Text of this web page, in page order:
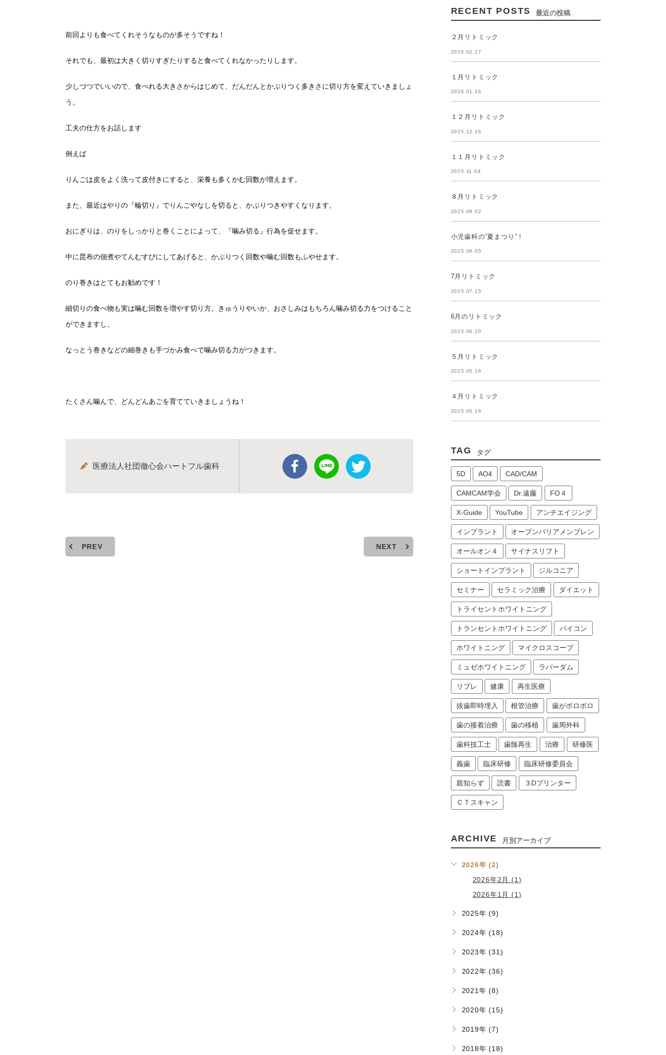
前回よりも食べてくれそうなものが多そうですね！
それでも、最初は大きく切りすぎたりすると食べてくれなかったりします。
少しづつでいいので、食べれる大きさからはじめて、だんだんとかぶりつく多きさに切り方を変えていきましょ
う。
工夫の仕方をお話します
例えば
りんごは皮をよく洗って皮付きにすると、栄養も多くかむ回数が増えます。
また、最近はやりの『輪切り』でりんごやなしを切ると、かぶりつきやすくなります。
おにぎりは、のりをしっかりと巻くことによって、『噛み切る』行為を促せます。
中に昆布の佃煮やてんむすびにしてあげると、かぶりつく回数や噛む回数もふやせます。
のり巻きはとてもお勧めです！
細切りの食べ物も実は噛む回数を増やす切り方。きゅうりやいか、おさしみはもちろん噛み切る力をつけること
ができますし、
なっとう巻きなどの細巻きも手づかみ食べで噛み切る力がつきます。
たくさん噛んで、どんどんあごを育てていきましょうね！
医療法人社団徹心会ハートフル歯科
PREV NEXT
RECENT POSTS 最近の投稿
２月リトミック
2026.02.17
１月リトミック
2026.01.16
１２月リトミック
2025.12.16
１１月リトミック
2025.11.04
８月リトミック
2025.09.02
小児歯科の“夏まつり”！
2025.08.05
7月リトミック
2025.07.15
6月のリトミック
2025.06.20
５月リトミック
2025.05.16
４月リトミック
2025.05.16
TAG タグ
5D AO4 CAD/CAM
CAMCAM学会 Dr.遠藤 FO４
X-Guide YouTube アンチエイジング
インプラント オープンバリアメンブレン
オールオン４ サイナスリフト
ショートインプラント ジルコニア
セミナー セラミック治療 ダイエット
トライセントホワイトニング
トランセントホワイトニング バイコン
ホワイトニング マイクロスコープ
ミュゼホワイトニング ラバーダム
リブレ 健康 再生医療
抜歯即時埋入 根管治療 歯がボロボロ
歯の接着治療 歯の移植 歯周外科
歯科技工士 歯髄再生 治療 研修医
義歯 臨床研修 臨床研修委員会
親知らず 読書 ３Dプリンター
ＣＴスキャン
ARCHIVE 月別アーカイブ
2026年 (2)
2026年2月 (1)
2026年1月 (1)
2025年 (9)
2024年 (18)
2023年 (31)
2022年 (36)
2021年 (8)
2020年 (15)
2019年 (7)
2018年 (18)